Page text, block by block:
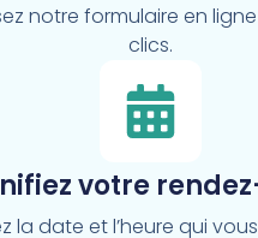
notre formulaire en
clics.
votre
la date et l’heure qui